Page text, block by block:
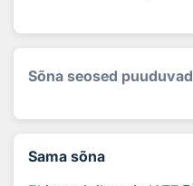
Sõna seosed puuduvad
Sama sõna